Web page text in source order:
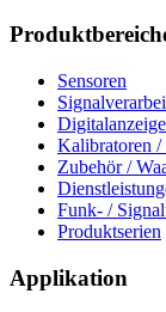
Sensoren
Kalibratoren /
Zubehör /
Funk- /
Produktserien
Applikation